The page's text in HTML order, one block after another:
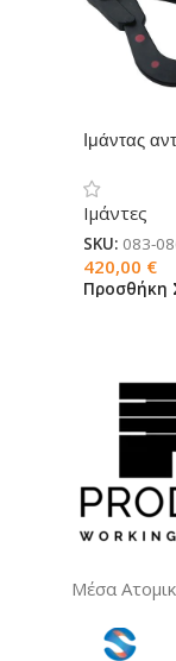
Ιμάντας
Ιμάντες
SKU: 083-
420,00 €
Προσθήκη
Μέσα